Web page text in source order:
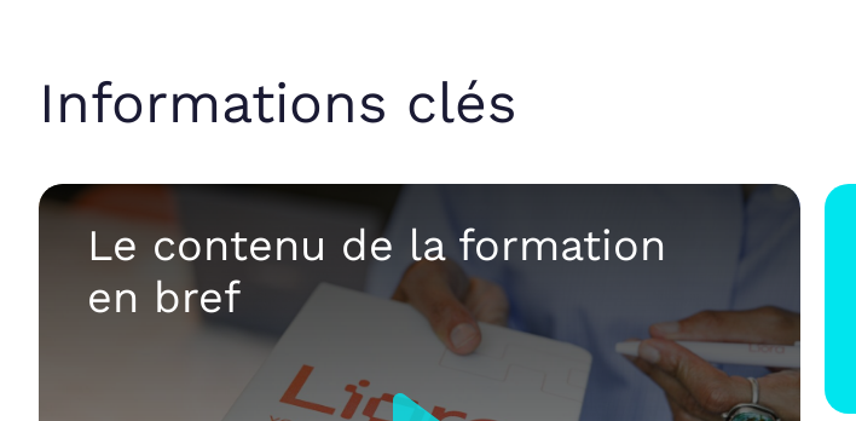
Informations clés
Le contenu de la formation
en bref